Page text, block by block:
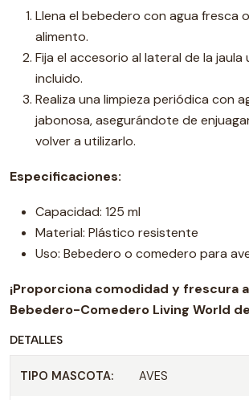
Llena el bebedero con agua fresca
alimento.
Fija el accesorio al lateral de la jaula
incluido.
Realiza una limpieza periódica con
jabonosa, asegurándote de
volver a utilizarlo.
Especificaciones:
Capacidad: 125 ml
Material: Plástico resistente
Uso: Bebedero o comedero para
¡Proporciona comodidad y frescura
Bebedero-Comedero Living World
DETALLES
TIPO MASCOTA: AVES